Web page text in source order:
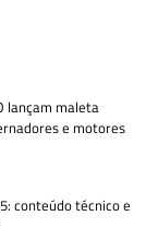
lançam maleta
e motores
conteúdo técnico e